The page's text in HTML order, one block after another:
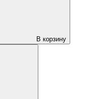
В корзину